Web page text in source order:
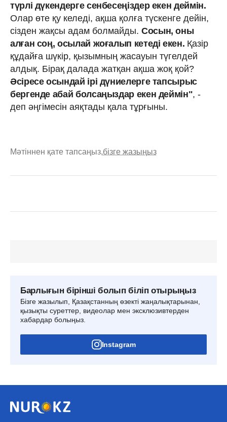
түрлі дүкендерге сенбесеңіздер екен деймін.
Олар өте қу келеді, ақша қолға түскенге дейін,
сізден жақсы адам болмайды. Сосын, оны
алған соң, осылай жоғалып кетеді екен. Қазір
құдайға шүкір, қызымның жасауын түгелдей
алдық. Бірақ далада жатқан ақша жоқ қой?
Әсіресе осындай ірі дүниелерге тапсырыс
бергенде абай болсаңыздар екен деймін", -
деп әңгімесін аяқтады қала тұрғыны.
Мәтіннен қате тапсаңыз,бізге жазыңыз
Барлығын бірінші болып біліп отырыңыз
Бізге жазылып, Қазақстанның өзекті жаңалықтарынан,
қызықты суреттер, видеолар мен эксклюзивтерден
хабардар болыңыз.
Instagram